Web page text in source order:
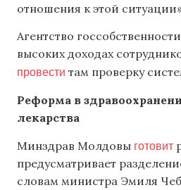
отношения к этой
Агентство
высоких доходах
провести там проверку
Реформа в
лекарства
Минздрав Молдовы готовит
предусматривает
словам министра Эмиля